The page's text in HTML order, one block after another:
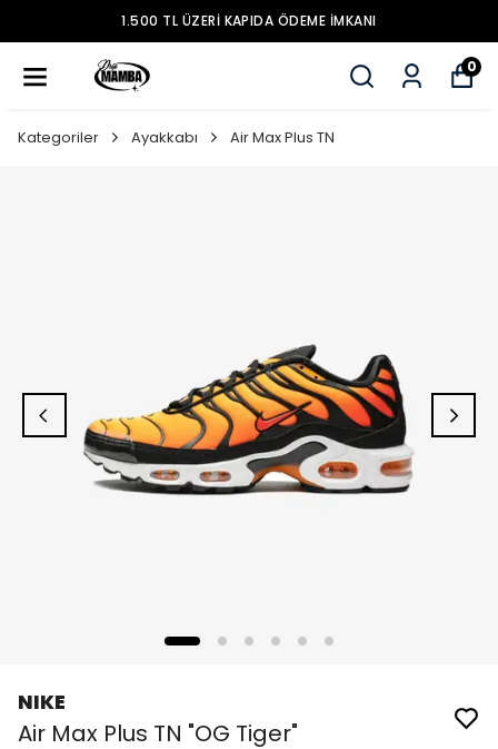
1.500 TL ÜZERİ KAPIDA ÖDEME İMKANI
0
Kategoriler Ayakkabı Air Max Plus TN
NIKE
Air Max Plus TN "OG Tiger"